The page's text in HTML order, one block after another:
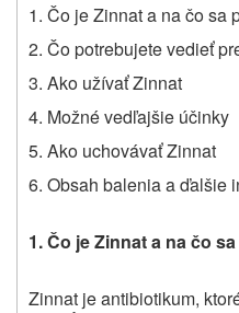
1. Čo je Zinnat a na čo sa
2. Čo potrebujete vedieť
3. Ako užívať Zinnat
4. Možné vedľajšie účinky
5. Ako uchovávať Zinnat
6. Obsah balenia a ďalšie
1. Čo je Zinnat a na čo
Zinnat je antibiotikum,